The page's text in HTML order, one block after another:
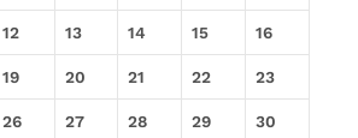
12 13 14 15 16
19 20 21 22 23
26 27 28 29 30